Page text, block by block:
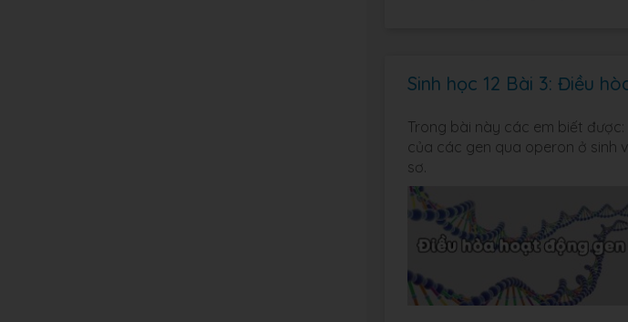
Sinh học 12 Bài 3: Điều
Trong bài này các em biết
của các gen qua operon ở sinh
sơ.